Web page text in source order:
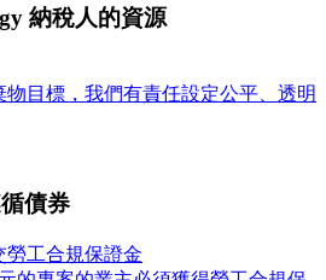
納稅人的資源
目標，我們有責任設定公平、透明
債券
勞工合規保證金